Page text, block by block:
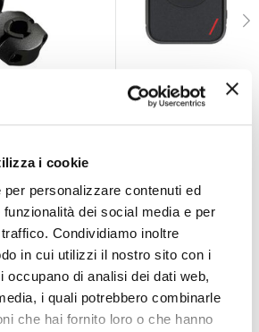
i cookie
personalizzare contenuti ed
dei social media e per
Condividiamo inoltre
in cui utilizzi il nostro sito con i
occupano di analisi dei dati web,
i quali potrebbero combinarle
che hai fornito loro o che hanno
- Accessori Attacco Titan Opti
Supporto
NOVAK
CONSEGNA IN 48H